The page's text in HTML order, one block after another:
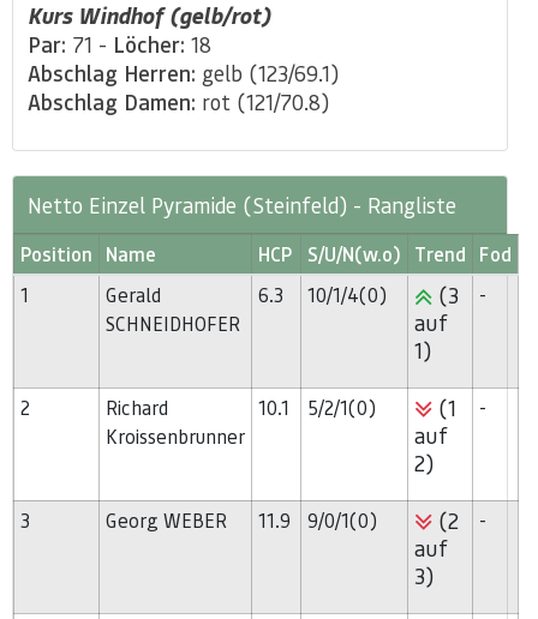
Kurs Windhof (gelb/rot)
Par: 71 - Löcher: 18
Abschlag Herren: gelb (123/69.1)
Abschlag Damen: rot (121/70.8)
Netto Einzel Pyramide (Steinfeld) - Rangliste
Position Name HCP S/U/N(w.o) Trend
Fod
1
Gerald
SCHNEIDHOFER
6.3 10/1/4(0)
(3
auf
1)
-
2
Richard
Kroissenbrunner
10.1 5/2/1(0)
(1
auf
2)
-
3 Georg WEBER 11.9 9/0/1(0)
(2
auf
3)
-